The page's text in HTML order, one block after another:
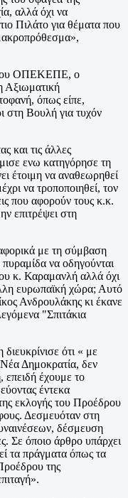
αλλά όχι να
Πιλάτο για θέματα που
του ΟΠΕΚΕΠΕ, ο
όπως είπε,
στη Βουλή για τυχόν
και τις άλλες
ενω κατηγόρησε τη
έτοιμη να αναθεωρηθεί
να τροποποιηθεί, τον
που αφορούν τους κ.κ.
επιτρέψει στη
με τη σύμβαση
πυραμίδα να οδηγούνται
κ. Καραμανλή αλλά όχι
ευρωπαϊκή χώρα; Αυτό
Ανδρουλάκης κι έκανε
"Σπιτάκια
ότι « με
Δημοκρατία, δεν
επειδή έχουμε το
έντεκα
εκλογής του Προέδρου
Δεσμευόταν στη
δέσμευση
Σε όποιο άρθρο υπάρχει
τα πράγματα όπως τα
της